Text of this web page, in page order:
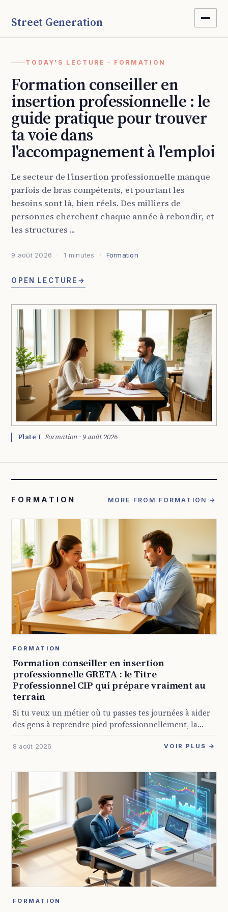
Street Generation
TODAY'S LECTURE · FORMATION
Formation conseiller en
insertion professionnelle : le
guide pratique pour trouver
ta voie dans
l'accompagnement à l'emploi
Le secteur de l'insertion professionnelle manque
parfois de bras compétents, et pourtant les
besoins sont là, bien réels. Des milliers de
personnes cherchent chaque année à rebondir, et
les structures ...
9 août 2026 1 minutes Formation
OPEN LECTURE →
Plate I Formation · 9 août 2026
FORMATION MORE FROM FORMATION →
FORMATION
Formation conseiller en insertion
professionnelle GRETA : le Titre
Professionnel CIP qui prépare vraiment au
terrain
Si tu veux un métier où tu passes tes journées à aider
des gens à reprendre pied professionnellement, la
formation conseiller en insertion professionnelle
GRETA est une piste sérieuse. Elle ...
8 août 2026 VOIR PLUS →
FORMATION